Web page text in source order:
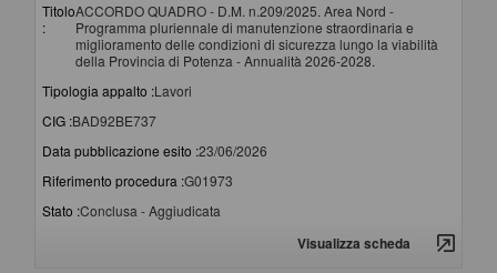
Titolo
:
ACCORDO QUADRO - D.M. n.209/2025. Area Nord -
Programma pluriennale di manutenzione straordinaria e
miglioramento delle condizioni di sicurezza lungo la viabilità
della Provincia di Potenza - Annualità 2026-2028.
Tipologia appalto :Lavori
CIG :BAD92BE737
Data pubblicazione esito :23/06/2026
Riferimento procedura :G01973
Stato :Conclusa - Aggiudicata
Visualizza scheda